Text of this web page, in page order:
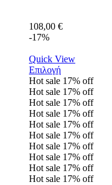
108,00 €
-17%
Quick View
Επιλογή
Hot sale 17% off
Hot sale 17% off
Hot sale 17% off
Hot sale 17% off
Hot sale 17% off
Hot sale 17% off
Hot sale 17% off
Hot sale 17% off
Hot sale 17% off
Hot sale 17% off